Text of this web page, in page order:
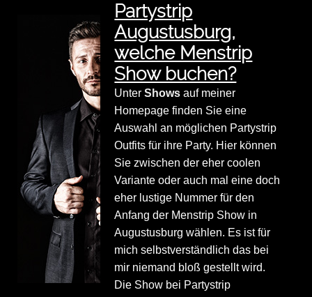
Partystrip
Augustusburg,
welche Menstrip
Show buchen?
UnterShows auf meiner
Homepage finden Sie eine
Auswahl an möglichen Partystrip
Outfits für ihre Party. Hier können
Sie zwischen der eher coolen
Variante oder auch mal eine doch
eher lustige Nummer für den
Anfang der Menstrip Show in
Augustusburg wählen. Es ist für
mich selbstverständlich das bei
mir niemand bloß gestellt wird.
Die Show bei Partystrip